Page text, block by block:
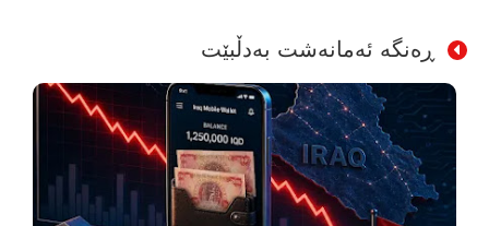
ڕەنگە ئەمانەشت بەدڵبێت